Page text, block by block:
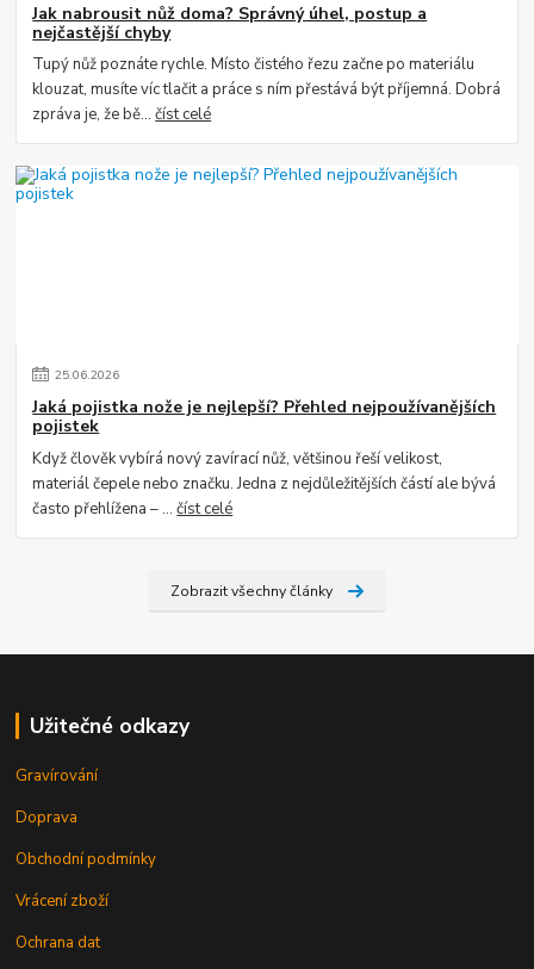
Jak nabrousit nůž doma? Správný úhel, postup a
nejčastější chyby
Tupý nůž poznáte rychle. Místo čistého řezu začne po materiálu
klouzat, musíte víc tlačit a práce s ním přestává být příjemná. Dobrá
zpráva je, že bě...číst celé
25.06.2026
Jaká pojistka nože je nejlepší? Přehled nejpoužívanějších
pojistek
Když člověk vybírá nový zavírací nůž, většinou řeší velikost,
materiál čepele nebo značku. Jedna z nejdůležitějších částí ale bývá
často přehlížena – ...číst celé
Zobrazit všechny články
Užitečné odkazy
Gravírování
Doprava
Obchodní podmínky
Vrácení zboží
Ochrana dat